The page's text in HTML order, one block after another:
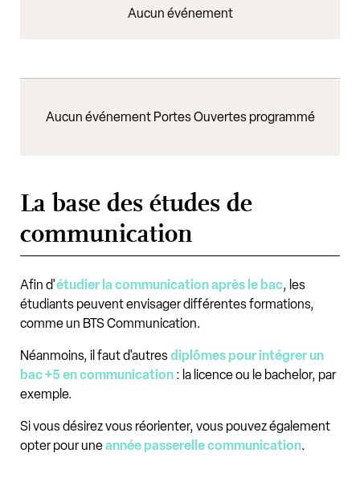
Aucun événement
Aucun événement Portes Ouvertes programmé
La base des études de
communication
Afin d'étudier la communication après le bac, les
étudiants peuvent envisager différentes formations,
comme un BTS Communication.
Néanmoins, il faut d'autresdiplômes pour intégrer un
bac +5 en communication : la licence ou le bachelor, par
exemple.
Si vous désirez vous réorienter, vous pouvez également
opter pour uneannée passerelle communication.